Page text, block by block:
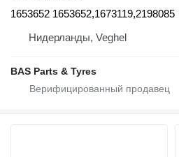
1653652 1653652,1673119,2198085
Нидерланды, Veghel
BAS Parts & Tyres